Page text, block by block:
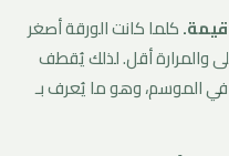
قيمة.كلما كانت الورقة أصغر
والمرارة أقل. لذلك يُقطف
في الموسم، وهو ما يُعرف بـ